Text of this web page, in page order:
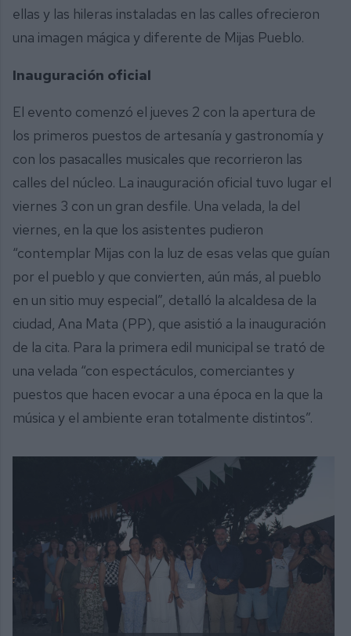
ellas y las hileras instaladas en las calles ofrecieron
una imagen mágica y diferente de Mijas Pueblo.
Inauguración oficial
El evento comenzó el jueves 2 con la apertura de
los primeros puestos de artesanía y gastronomía y
con los pasacalles musicales que recorrieron las
calles del núcleo. La inauguración oficial tuvo lugar el
viernes 3 con un gran desfile. Una velada, la del
viernes, en la que los asistentes pudieron
“contemplar Mijas con la luz de esas velas que guían
por el pueblo y que convierten, aún más, al pueblo
en un sitio muy especial”, detalló la alcaldesa de la
ciudad, Ana Mata (PP), que asistió a la inauguración
de la cita. Para la primera edil municipal se trató de
una velada “con espectáculos, comerciantes y
puestos que hacen evocar a una época en la que la
música y el ambiente eran totalmente distintos”.